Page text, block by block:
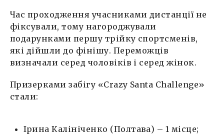
Час проходження учасниками дистанції не
фіксували, тому нагороджували
подарунками першу трійку спортсменів,
які дійшли до фінішу. Переможців
визначали серед чоловіків і серед жінок.
Призерками забігу «Crazy Santa Challenge»
стали:
Ірина Калініченко (Полтава) – 1 місце;